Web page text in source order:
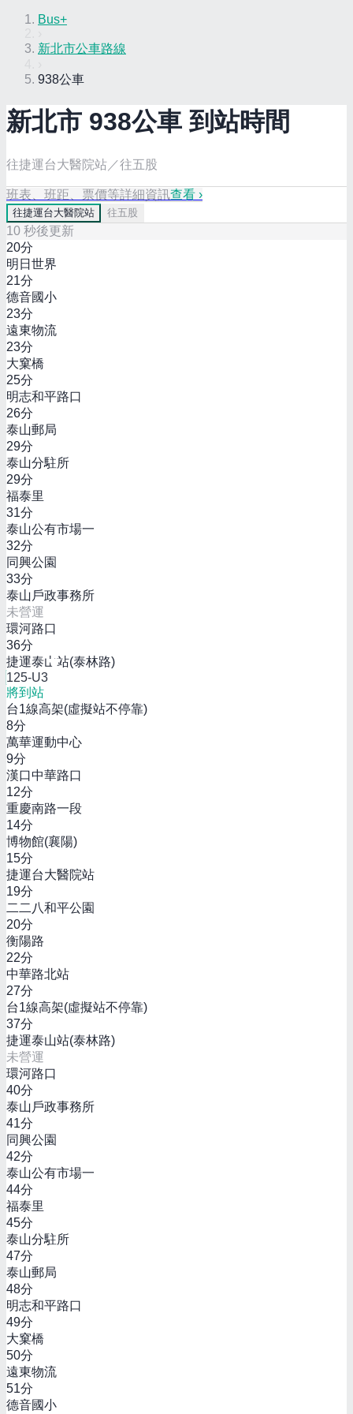
Bus+
新北市公車路線
938公車
新北市 938公車 到站時間
往捷運台大醫院站／往五股
班表、班距、票價等詳細資訊查看 ›
往捷運台大醫院站 往五股
10 秒後更新
20分
明日世界
21分
德音國小
23分
遠東物流
23分
大窠橋
25分
明志和平路口
26分
泰山郵局
29分
泰山分駐所
29分
福泰里
31分
泰山公有市場一
32分
同興公園
33分
泰山戶政事務所
未營運
環河路口
36分
捷運泰山站(泰林路)
125-U3
將到站
台1線高架(虛擬站不停靠)
8分
萬華運動中心
9分
漢口中華路口
12分
重慶南路一段
14分
博物館(襄陽)
15分
捷運台大醫院站
19分
二二八和平公園
20分
衡陽路
22分
中華路北站
27分
台1線高架(虛擬站不停靠)
37分
捷運泰山站(泰林路)
未營運
環河路口
40分
泰山戶政事務所
41分
同興公園
42分
泰山公有市場一
44分
福泰里
45分
泰山分駐所
47分
泰山郵局
48分
明志和平路口
49分
大窠橋
50分
遠東物流
51分
德音國小